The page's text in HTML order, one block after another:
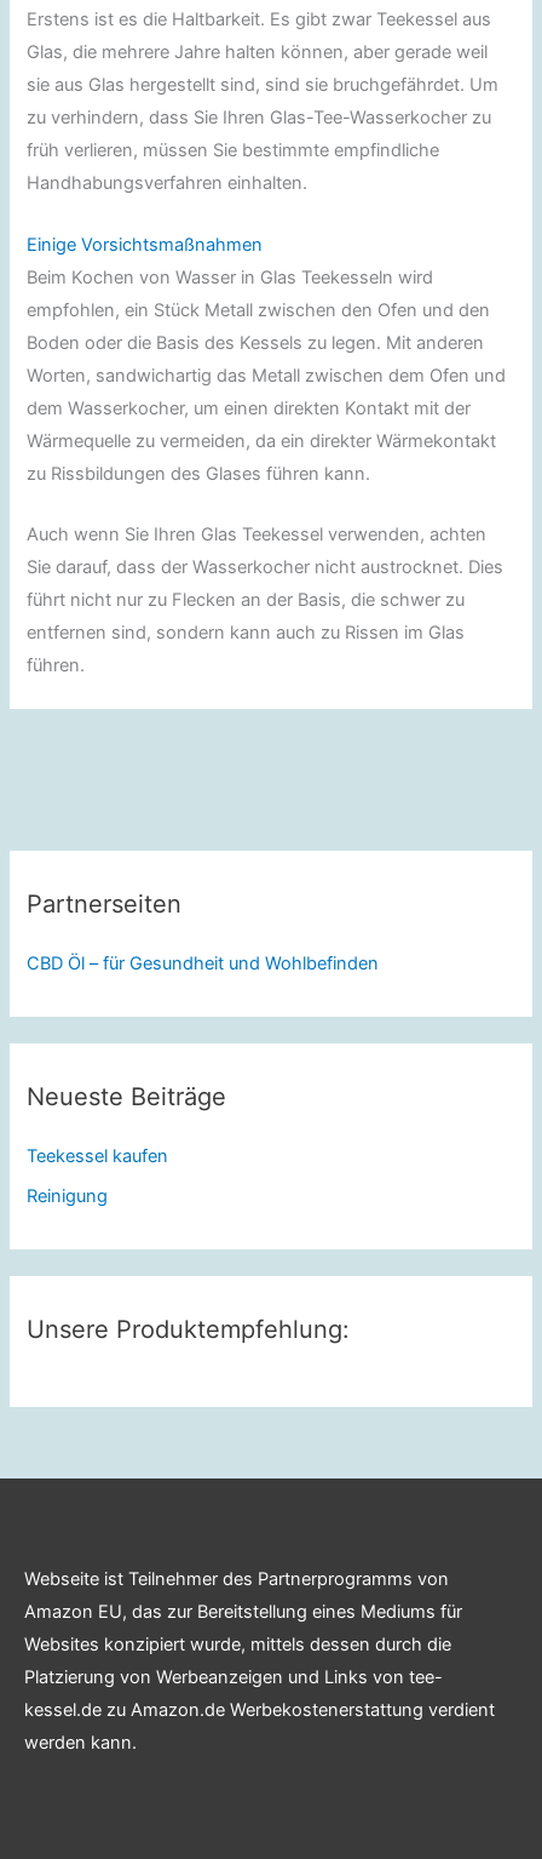
Erstens ist es die Haltbarkeit. Es gibt zwar Teekessel aus
Glas, die mehrere Jahre halten können, aber gerade weil
sie aus Glas hergestellt sind, sind sie bruchgefährdet. Um
zu verhindern, dass Sie Ihren Glas-Tee-Wasserkocher zu
früh verlieren, müssen Sie bestimmte empfindliche
Handhabungsverfahren einhalten.
Einige Vorsichtsmaßnahmen
Beim Kochen von Wasser in Glas Teekesseln wird
empfohlen, ein Stück Metall zwischen den Ofen und den
Boden oder die Basis des Kessels zu legen. Mit anderen
Worten, sandwichartig das Metall zwischen dem Ofen und
dem Wasserkocher, um einen direkten Kontakt mit der
Wärmequelle zu vermeiden, da ein direkter Wärmekontakt
zu Rissbildungen des Glases führen kann.
Auch wenn Sie Ihren Glas Teekessel verwenden, achten
Sie darauf, dass der Wasserkocher nicht austrocknet. Dies
führt nicht nur zu Flecken an der Basis, die schwer zu
entfernen sind, sondern kann auch zu Rissen im Glas
führen.
Partnerseiten
CBD Öl – für Gesundheit und Wohlbefinden
Neueste Beiträge
Teekessel kaufen
Reinigung
Unsere Produktempfehlung:
Webseite ist Teilnehmer des Partnerprogramms von
Amazon EU, das zur Bereitstellung eines Mediums für
Websites konzipiert wurde, mittels dessen durch die
Platzierung von Werbeanzeigen und Links von tee-
kessel.de zu Amazon.de Werbekostenerstattung verdient
werden kann.